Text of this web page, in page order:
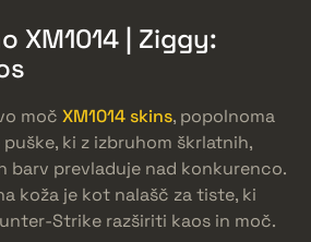
XM1014 | Ziggy:
moč XM1014 skins, popolnoma
ki z izbruhom škrlatnih,
barv prevladuje nad konkurenco.
koža je kot nalašč za tiste, ki
Strike razširiti kaos in moč.